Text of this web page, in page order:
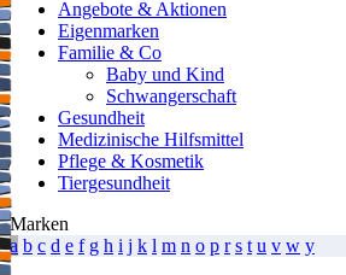
Angebote & Aktionen
Eigenmarken
Familie & Co
Baby und Kind
Schwangerschaft
Gesundheit
Medizinische Hilfsmittel
Pflege & Kosmetik
Tiergesundheit
Marken
a b c d e f g h i j k l m n o p r s t u v w y